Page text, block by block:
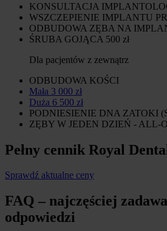
KONSULTACJA
WSZCZEPIENIE IMPLANTU
ODBUDOWA ZĘBA NA
ŚRUBA GOJĄCA 500 zł
Dla pacjentów z zewnątrz
ODBUDOWA KOŚCI
Mała 3 000 zł
Duża 6 500 zł
PODNIESIENIE DNA ZATOKI
ZĘBY W JEDEN DZIEŃ - ALL-
Pełny cennik Royal
Sprawdź aktualne ceny
FAQ – najczęściej
odpowiedzi